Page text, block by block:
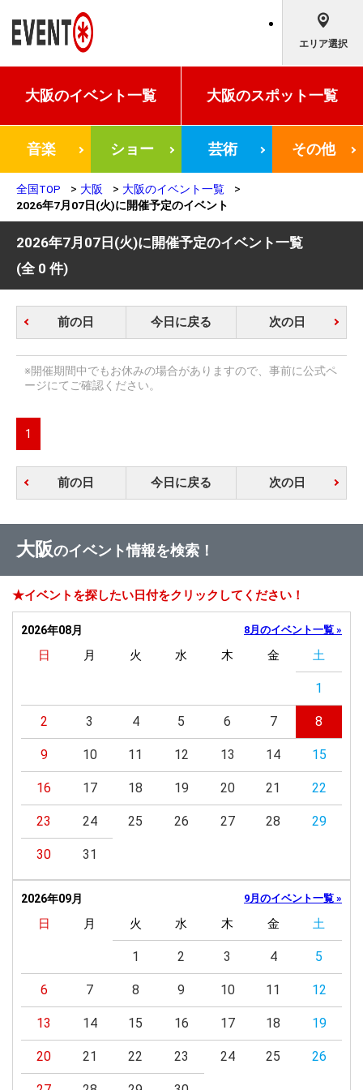
エリア選択
大阪のイベント一覧 大阪のスポット一覧
音楽 ショー 芸術 その他
全国TOP 大阪
大阪のイベント一覧
2026年7月07日(火)に開催予定のイベント
2026年7月07日(火)に開催予定のイベント一覧
(全 0 件)
前の日 今日に戻る 次の日
※開催期間中でもお休みの場合がありますので、事前に公式ペ
ージにてご確認ください。
1
前の日 今日に戻る 次の日
大阪のイベント情報を検索！
★イベントを探したい日付をクリックしてください！
2026年08月 8月のイベント一覧 »
日 月 火 水 木 金 土
1
2 3 4 5 6 7 8
9 10 11 12 13 14 15
16 17 18 19 20 21 22
23 24 25 26 27 28 29
30 31
2026年09月 9月のイベント一覧 »
日 月 火 水 木 金 土
1 2 3 4 5
6 7 8 9 10 11 12
13 14 15 16 17 18 19
20 21 22 23 24 25 26